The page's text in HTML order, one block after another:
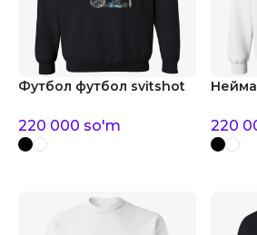
Футбол футбол svitshot
220 000 so'm 220